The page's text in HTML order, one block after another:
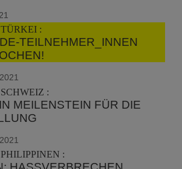
:
TEILNEHMER_INNEN
:
MEILENSTEIN FÜR DIE
: